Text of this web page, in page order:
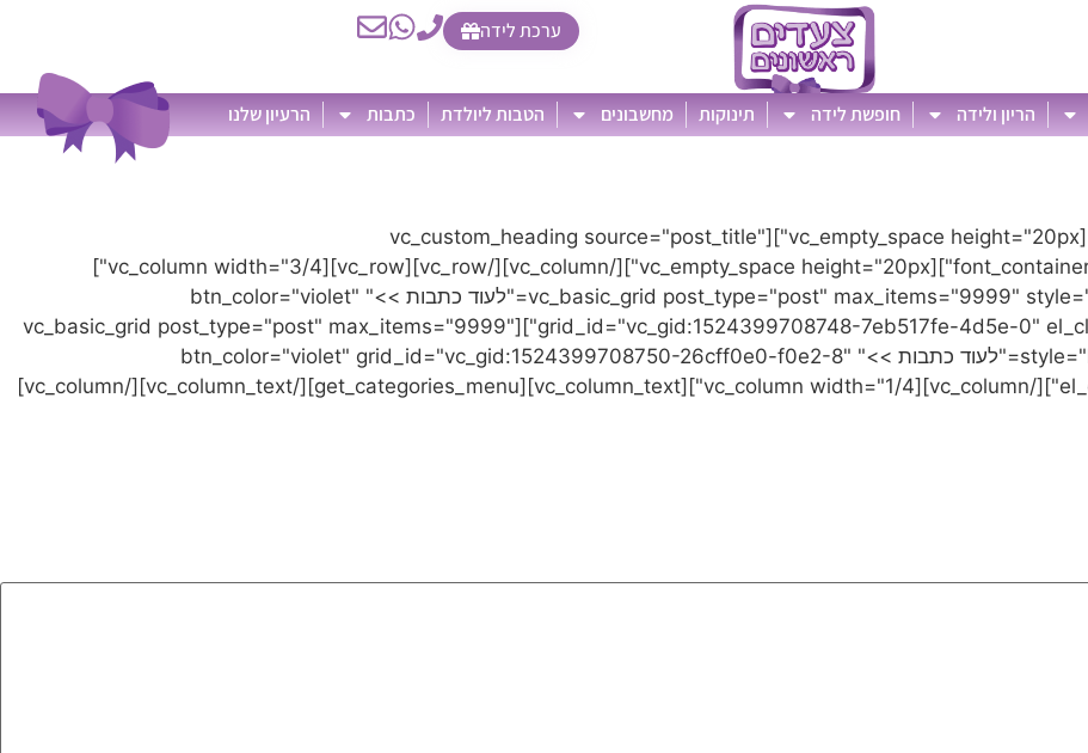
ערכת לידה
הריון ולידה חופשת לידה תינוקות מחשבונים הטבות ליולדת כתבות הרעיון שלנו
[vc_row][vc_column][vcas_sub_menu selected="ללא"][vc_empty_space height="20px"][vc_custom_heading source="post_title"
font_container="tag:h2|text_align:center" el_class="page_title green"][vc_empty_space height="20px"][/vc_column][/vc_row][vc_row][vc_column width="3/4"]
[vc_basic_grid post_type="post" max_items="9999" style="load-more" element_width="12" item="280" btn_title="לעוד כתבות >>" btn_color="violet"
grid_id="vc_gid:1524399708748-7eb517fe-4d5e-0" el_class="before26 show-desktop-only" taxonomies="110"][vc_basic_grid post_type="post" max_items="9999"
style="load-more" element_width="12" item="6886" btn_title="לעוד כתבות >>" btn_color="violet" grid_id="vc_gid:1524399708750-26cff0e0-f0e2-8"
el_class="before26 show-mobile-only" taxonomies="110"][/vc_column][vc_column width="1/4"][vc_column_text][get_categories_menu][/vc_column_text][/vc_column]